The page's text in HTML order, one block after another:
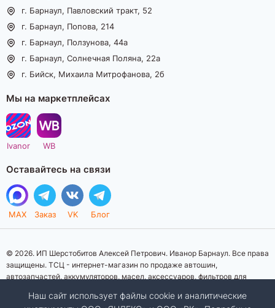
г. Барнаул, Павловский тракт, 52
г. Барнаул, Попова, 214
г. Барнаул, Ползунова, 44а
г. Барнаул, Солнечная Поляна, 22а
г. Бийск, Михаила Митрофанова, 2б
Мы на маркетплейсах
Ivanor WB
Оставайтесь на связи
MAX Заказ VK Блог
© 2026. ИП Шерстобитов Алексей Петрович. Иванор Барнаул. Все права
защищены. ТСЦ - интернет-магазин по продаже автошин,
автозапчастей, аккумуляторов, масел, аксессуаров, фильтров для
информационный характер. Представленная информация о товарах, их
Наш сайт использует файлы cookie и аналитические